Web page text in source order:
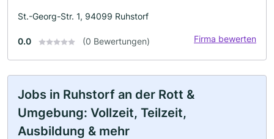
St.-Georg-Str. 1, 94099 Ruhstorf
0.0 (0 Bewertungen) Firma bewerten
Jobs in Ruhstorf an der Rott &
Umgebung: Vollzeit, Teilzeit,
Ausbildung & mehr